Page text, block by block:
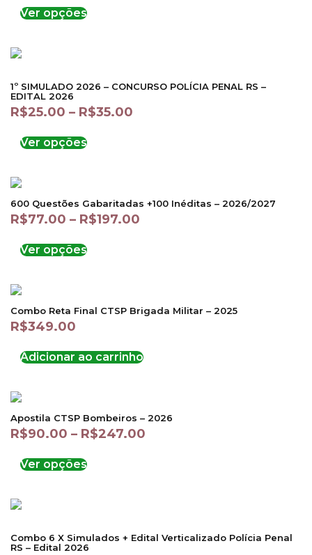
Ver opções
1º SIMULADO 2026 – CONCURSO POLÍCIA PENAL RS –
EDITAL 2026
R$25.00 – R$35.00
Ver opções
600 Questões Gabaritadas +100 Inéditas – 2026/2027
R$77.00 – R$197.00
Ver opções
Combo Reta Final CTSP Brigada Militar – 2025
R$349.00
Adicionar ao carrinho
Apostila CTSP Bombeiros – 2026
R$90.00 – R$247.00
Ver opções
Combo 6 X Simulados + Edital Verticalizado Polícia Penal
RS – Edital 2026